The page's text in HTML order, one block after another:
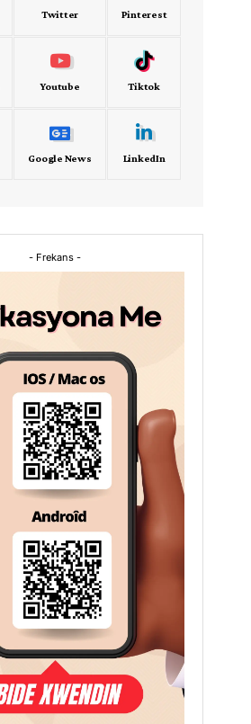
Twitter Pinterest
Youtube Tiktok
Google News LinkedIn
- Frekans -